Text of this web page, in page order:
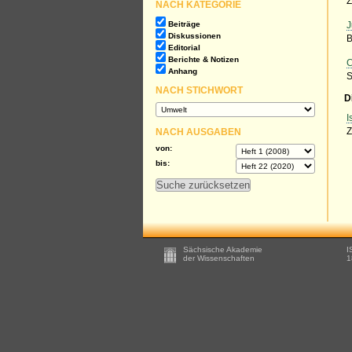
NACH KATEGORIE
Beiträge
Diskussionen
Editorial
Berichte & Notizen
Anhang
NACH STICHWORT
NACH AUSGABEN
von:
bis:
Footer
Sächsische Akademie
der Wissenschaften